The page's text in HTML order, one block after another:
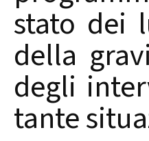
stato dei
della
degli
tante